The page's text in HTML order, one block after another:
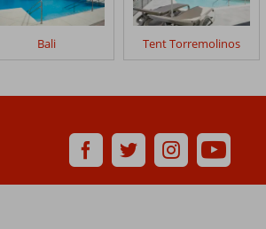
Bali Tent Torremolinos